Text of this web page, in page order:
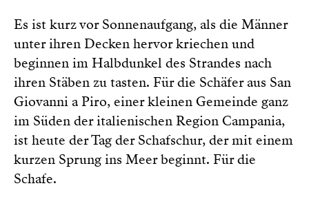
Es ist kurz vor Sonnenaufgang, als die Männer
unter ihren Decken hervor kriechen und
beginnen im Halbdunkel des Strandes nach
ihren Stäben zu tasten. Für die Schäfer aus San
Giovanni a Piro, einer kleinen Gemeinde ganz
im Süden der italienischen Region Campania,
ist heute der Tag der Schafschur, der mit einem
kurzen Sprung ins Meer beginnt. Für die
Schafe.